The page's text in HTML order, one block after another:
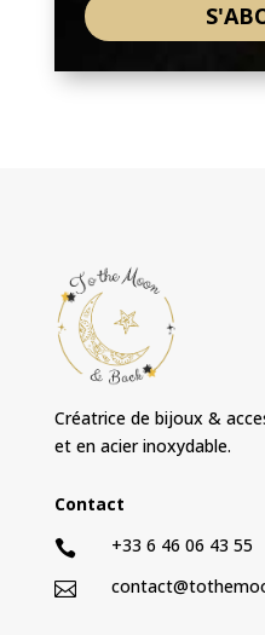
Créatrice de bijoux &
et en acier inoxydable.
Contact
 +33 6 46 06 43 55
